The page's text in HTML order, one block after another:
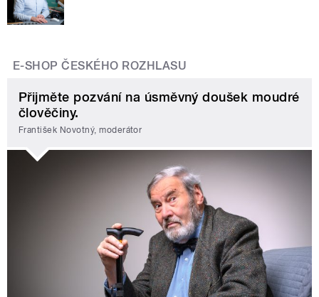
E-SHOP ČESKÉHO ROZHLASU
Přijměte pozvání na úsměvný doušek moudré
člověčiny.
František Novotný, moderátor